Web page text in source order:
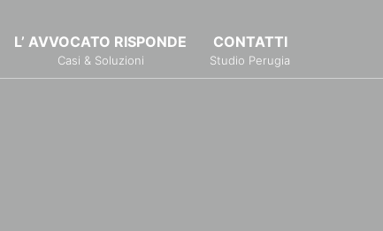
L’ AVVOCATO RISPONDE
Casi & Soluzioni
CONTATTI
Studio Perugia